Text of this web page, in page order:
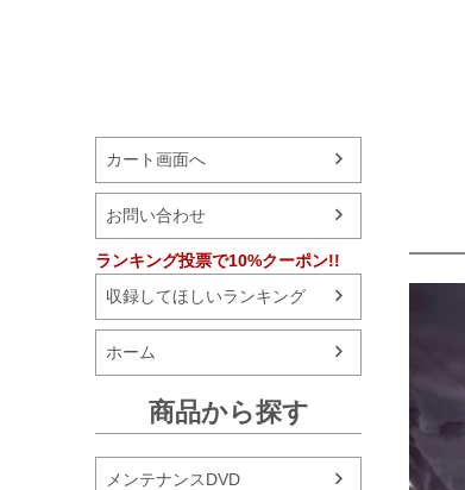
カート画面へ
お問い合わせ
ランキング投票で10%クーポン!!
収録してほしいランキング
ホーム
商品から探す
メンテナンスDVD